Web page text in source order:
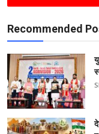
Recommended